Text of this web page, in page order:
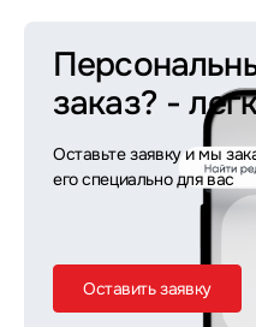
заказ? -
Оставьте заявку и мы
его специально для вас
Оставить заявку